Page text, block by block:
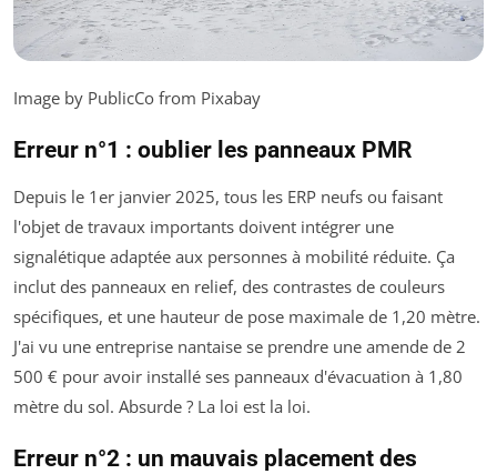
Image by PublicCo from Pixabay
Erreur n°1 : oublier les panneaux PMR
Depuis le 1er janvier 2025, tous les ERP neufs ou faisant
l'objet de travaux importants doivent intégrer une
signalétique adaptée aux personnes à mobilité réduite. Ça
inclut des panneaux en relief, des contrastes de couleurs
spécifiques, et une hauteur de pose maximale de 1,20 mètre.
J'ai vu une entreprise nantaise se prendre une amende de 2
500 € pour avoir installé ses panneaux d'évacuation à 1,80
mètre du sol. Absurde ? La loi est la loi.
Erreur n°2 : un mauvais placement des